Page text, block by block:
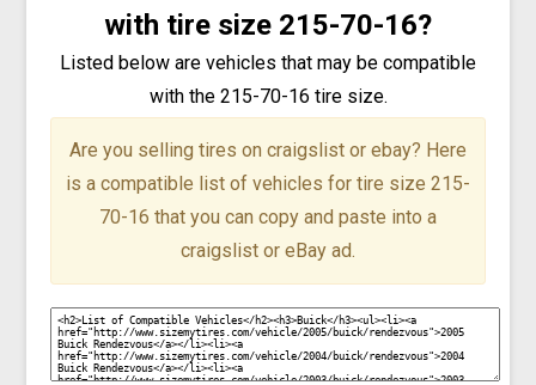
with tire size 215-70-16?
Listed below are vehicles that may be compatible
with the 215-70-16 tire size.
Are you selling tires on craigslist or ebay? Here
is a compatible list of vehicles for tire size 215-
70-16 that you can copy and paste into a
craigslist or eBay ad.